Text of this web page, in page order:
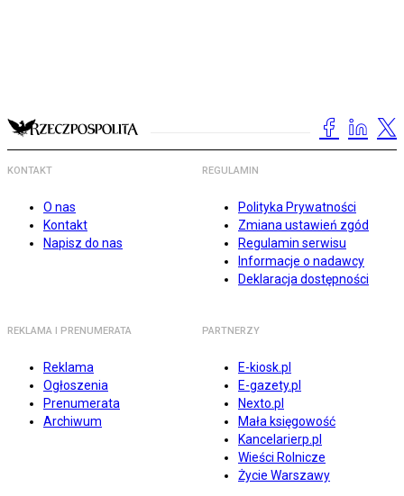
KONTAKT
O nas
Kontakt
Napisz do nas
REGULAMIN
Polityka Prywatności
Zmiana ustawień zgód
Regulamin serwisu
Informacje o nadawcy
Deklaracja dostępności
REKLAMA I PRENUMERATA
Reklama
Ogłoszenia
Prenumerata
Archiwum
PARTNERZY
E-kiosk.pl
E-gazety.pl
Nexto.pl
Mała księgowość
Kancelarierp.pl
Wieści Rolnicze
Życie Warszawy